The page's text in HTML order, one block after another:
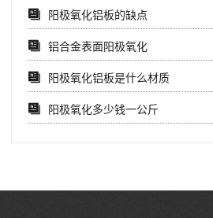
阳极氧化铝板的缺点
铝合金表面阳极氧化
阳极氧化铝板是什么材质
阳极氧化多少钱一公斤